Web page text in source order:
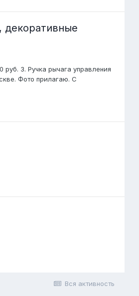
декоративные
3. Ручка рычага управления
Фото прилагаю. С
Вся активность